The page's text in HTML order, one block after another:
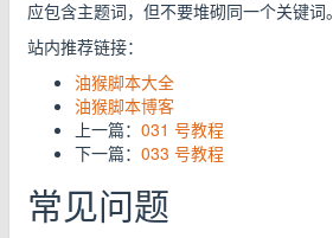
应包含主题词，但不要堆砌同一个关键词。
站内推荐链接：
油猴脚本大全
油猴脚本博客
上一篇： 031 号教程
下一篇： 033 号教程
常见问题